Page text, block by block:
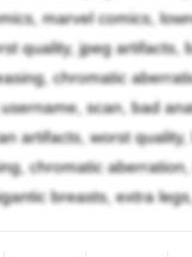
marvel comics,
quality, jpeg artifacts,
chromatic
scan, bad
artifacts, worst
chromatic
breasts, extra